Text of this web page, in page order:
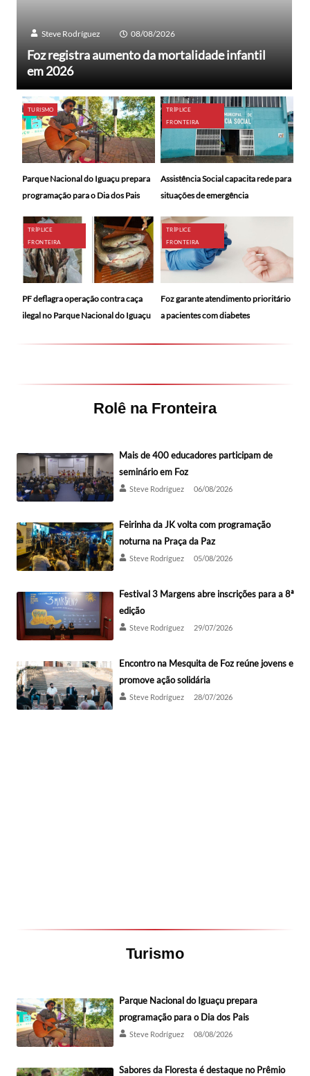
Steve Rodríguez 08/08/2026
Foz registra aumento da mortalidade infantil
em 2026
TURISMO
Parque Nacional do Iguaçu prepara
programação para o Dia dos Pais
TRÍPLICE
FRONTEIRA
Assistência Social capacita rede para
situações de emergência
TRÍPLICE
FRONTEIRA
PF deflagra operação contra caça
ilegal no Parque Nacional do Iguaçu
TRÍPLICE
FRONTEIRA
Foz garante atendimento prioritário
a pacientes com diabetes
Rolê na Fronteira
Mais de 400 educadores participam de
seminário em Foz
Steve Rodríguez 06/08/2026
Feirinha da JK volta com programação
noturna na Praça da Paz
Steve Rodríguez 05/08/2026
Festival 3 Margens abre inscrições para a 8ª
edição
Steve Rodríguez 29/07/2026
Encontro na Mesquita de Foz reúne jovens e
promove ação solidária
Steve Rodríguez 28/07/2026
Turismo
Parque Nacional do Iguaçu prepara
programação para o Dia dos Pais
Steve Rodríguez 08/08/2026
Sabores da Floresta é destaque no Prêmio